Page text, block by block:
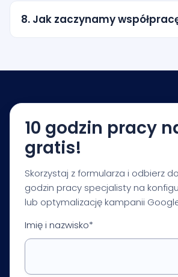
miasto, promień wokół lokalizacji
obszary obsługi. Zakres ustalamy
8. Jak zaczynamy
rekomendacje dotyczące
optymalizacji.
10 godzin pracy
gratis!
Skorzystaj z formularza i odbierz
godzin pracy specjalisty na
lub optymalizację kampanii
Imię i nazwisko*